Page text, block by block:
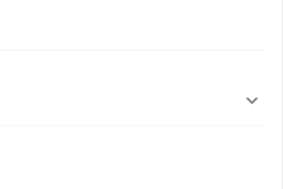
